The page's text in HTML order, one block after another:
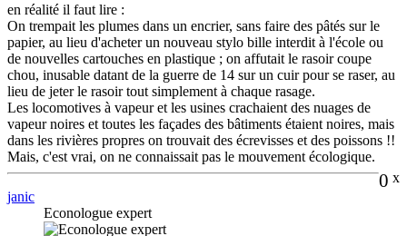
en réalité il faut lire :
On trempait les plumes dans un encrier, sans faire des pâtés sur le
papier, au lieu d'acheter un nouveau stylo bille interdit à l'école ou
de nouvelles cartouches en plastique ; on affutait le rasoir coupe
chou, inusable datant de la guerre de 14 sur un cuir pour se raser, au
lieu de jeter le rasoir tout simplement à chaque rasage.
Les locomotives à vapeur et les usines crachaient des nuages de
vapeur noires et toutes les façades des bâtiments étaient noires, mais
dans les rivières propres on trouvait des écrevisses et des poissons !!
Mais, c'est vrai, on ne connaissait pas le mouvement écologique.
0 x
janic
Econologue expert